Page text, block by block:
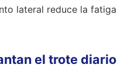
lateral reduce la fatiga
el trote diario